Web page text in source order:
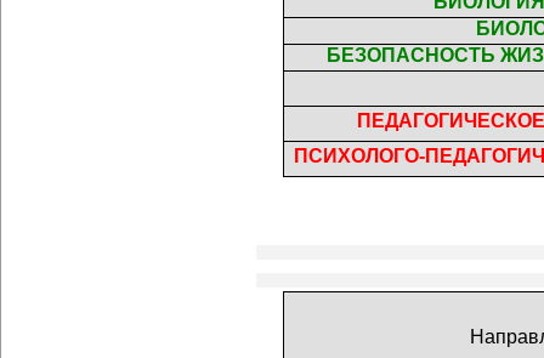
БЕЗОПАСНОСТЬ
ПСИХОЛОГО-